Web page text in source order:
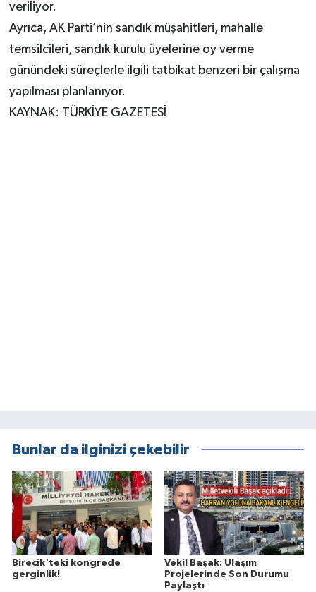
veriliyor.
Ayrıca, AK Parti’nin sandık müşahitleri, mahalle
temsilcileri, sandık kurulu üyelerine oy verme
günündeki süreçlerle ilgili tatbikat benzeri bir çalışma
yapılması planlanıyor.
KAYNAK: TÜRKİYE GAZETESİ
Bunlar da ilginizi çekebilir
Birecik'teki kongrede
gerginlik!
Vekil Başak: Ulaşım
Projelerinde Son Durumu
Paylaştı